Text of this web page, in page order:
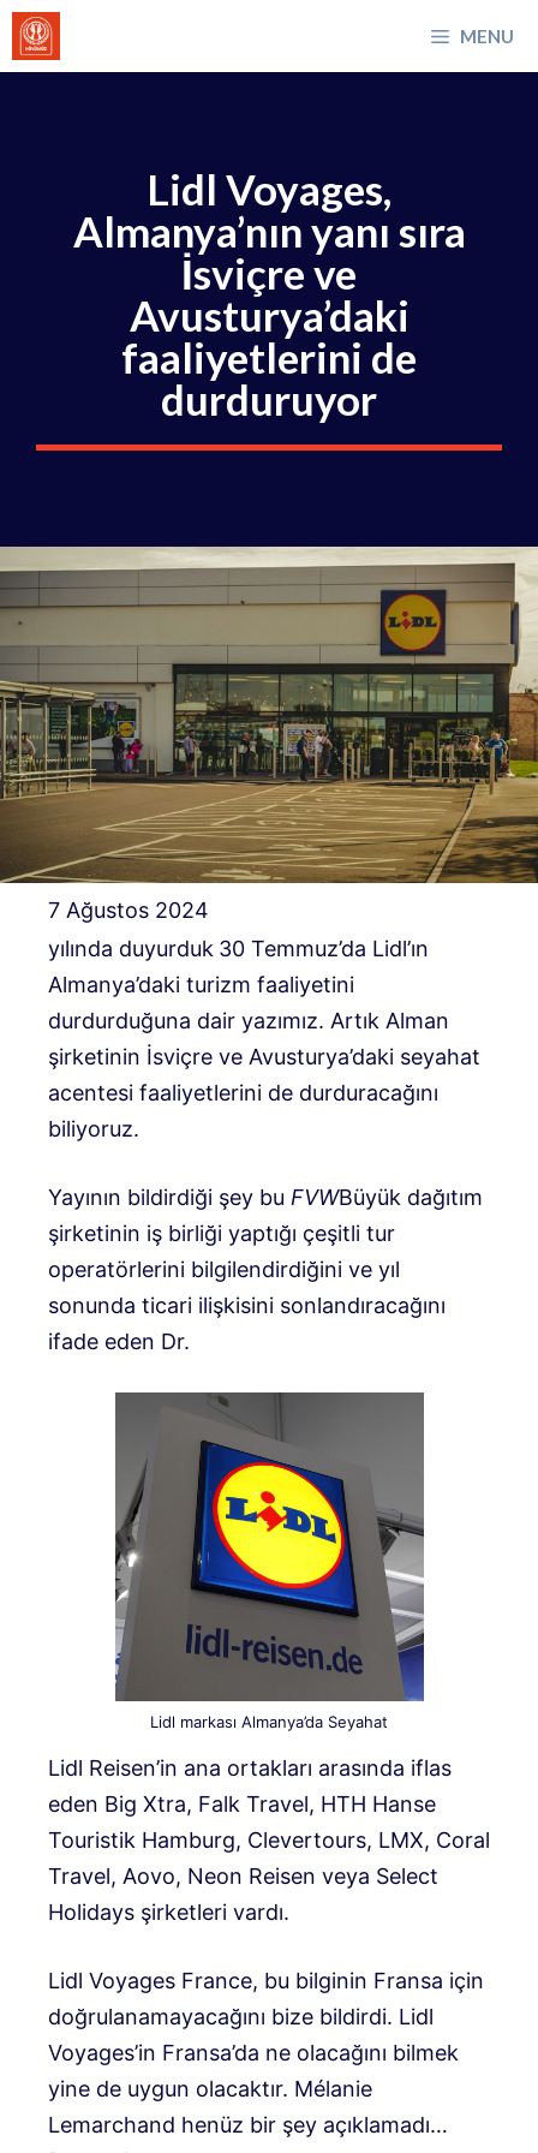
İçeriğe
atla
MENU
Lidl Voyages,
Almanya’nın yanı sıra
İsviçre ve
Avusturya’daki
faaliyetlerini de
durduruyor
7 Ağustos 2024
yılında duyurduk 30 Temmuz’da Lidl’ın
Almanya’daki turizm faaliyetini
durdurduğuna dair yazımız. Artık Alman
şirketinin İsviçre ve Avusturya’daki seyahat
acentesi faaliyetlerini de durduracağını
biliyoruz.
Yayının bildirdiği şey bu FVWBüyük dağıtım
şirketinin iş birliği yaptığı çeşitli tur
operatörlerini bilgilendirdiğini ve yıl
sonunda ticari ilişkisini sonlandıracağını
ifade eden Dr.
Lidl markası Almanya’da Seyahat
Lidl Reisen’in ana ortakları arasında iflas
eden Big Xtra, Falk Travel, HTH Hanse
Touristik Hamburg, Clevertours, LMX, Coral
Travel, Aovo, Neon Reisen veya Select
Holidays şirketleri vardı.
Lidl Voyages France, bu bilginin Fransa için
doğrulanamayacağını bize bildirdi. Lidl
Voyages’in Fransa’da ne olacağını bilmek
yine de uygun olacaktır. Mélanie
Lemarchand henüz bir şey açıklamadı…